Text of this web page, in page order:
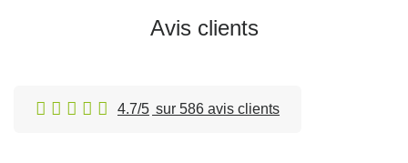
Avis clients
4.7/5 sur 586 avis clients